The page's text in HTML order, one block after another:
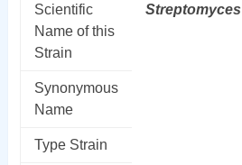
Scientific
Name of this
Strain
Streptomyces
Synonymous
Name
Type Strain